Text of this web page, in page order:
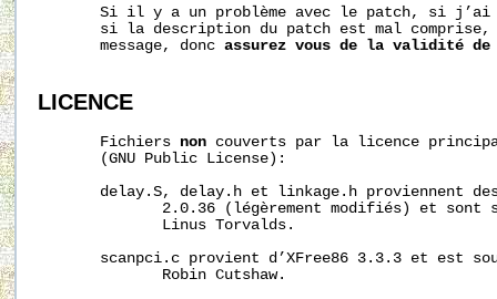
Si il y a un problème avec le patch, si j’ai
si la description du patch est mal
       message, donc
assurez vous de la validité de
LICENCE
       Fichiers
non couverts par la licence
       (GNU Public License):
delay.S, delay.h et linkage.h proviennent
2.0.36 (légèrement modifiés) et sont
              Linus Torvalds.
scanpci.c provient d’XFree86 3.3.3 et est
              Robin Cutshaw.